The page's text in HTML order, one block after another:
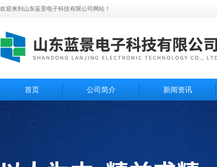
欢迎来到山东蓝景电子科技有限公司网站！
首页 公司简介 新闻资讯